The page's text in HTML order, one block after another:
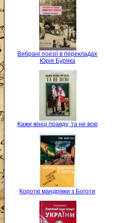
Вибрані поезії в перекладах
Юрія Буряка
Кажи жінці правду, та не всю
Короткі мандрівки з Боготи